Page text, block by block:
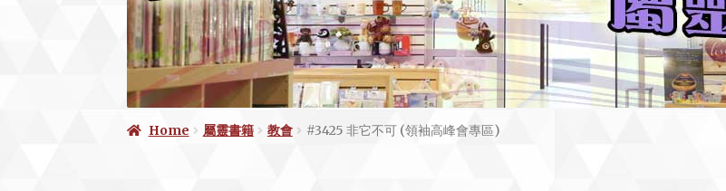
Home 屬靈書籍 教會 #3425 非它不可 (領袖高峰會專區)